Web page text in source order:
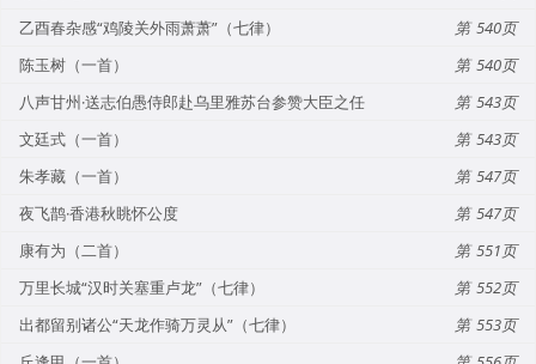
乙酉春杂感“鸡陵关外雨萧萧”（七律）
540
陈玉树（一首）
540
八声甘州·送志伯愚侍郎赴乌里雅苏台参赞大臣之任
543
文廷式（一首）
543
朱孝藏（一首）
547
夜飞鹊·香港秋眺怀公度
547
康有为（二首）
551
万里长城“汉时关塞重卢龙”（七律）
552
出都留别诸公“天龙作骑万灵从”（七律）
553